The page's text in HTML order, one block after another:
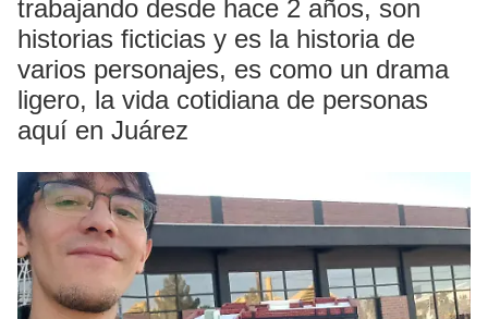
trabajando desde hace 2 años, son
historias ficticias y es la historia de
varios personajes, es como un drama
ligero, la vida cotidiana de personas
aquí en Juárez